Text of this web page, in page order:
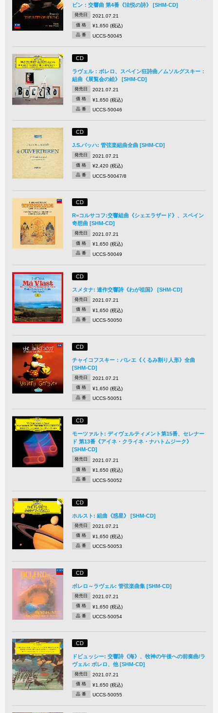
ビン：交響曲 第4番《法悦の詩》 [SHM-CD]
発売日 2021.07.21
価 格 ¥1,650 (税込)
品 番 UCCS-50045
CD
ラヴェル：ボレロ、スペイン狂詩曲／ムソルグスキー：
組曲《展覧会の絵》 [SHM-CD]
発売日 2021.07.21
価 格 ¥1,650 (税込)
品 番 UCCS-50046
CD
J.S.バッハ: 管弦楽組曲全曲 [SHM-CD]
発売日 2021.07.21
価 格 ¥2,420 (税込)
品 番 UCCS-50047/8
CD
R=コルサコフ:交響組曲《シェエラザード》、スペイン
奇想曲 [SHM-CD]
発売日 2021.07.21
価 格 ¥1,650 (税込)
品 番 UCCS-50049
CD
スメタナ: 連作交響詩《わが祖国》 [SHM-CD]
発売日 2021.07.21
価 格 ¥1,650 (税込)
品 番 UCCS-50050
CD
チャイコフスキー：バレエ《くるみ割り人形》全曲
[SHM-CD]
発売日 2021.07.21
価 格 ¥1,650 (税込)
品 番 UCCS-50051
CD
モーツァルト: ディヴェルティメント第15番、セレナー
ド 第13番《アイネ・クライネ・ナハトムジーク》
[SHM-CD]
発売日 2021.07.21
価 格 ¥1,650 (税込)
品 番 UCCS-50052
CD
ホルスト: 組曲《惑星》 [SHM-CD]
発売日 2021.07.21
価 格 ¥1,650 (税込)
品 番 UCCS-50053
CD
ボレロ～ラヴェル: 管弦楽曲集 [SHM-CD]
発売日 2021.07.21
価 格 ¥1,650 (税込)
品 番 UCCS-50054
CD
ドビュッシー: 交響詩《海》、牧神の午後への前奏曲/ラ
ヴェル: ボレロ、他 [SHM-CD]
発売日 2021.07.21
価 格 ¥1,650 (税込)
品 番 UCCS-50055